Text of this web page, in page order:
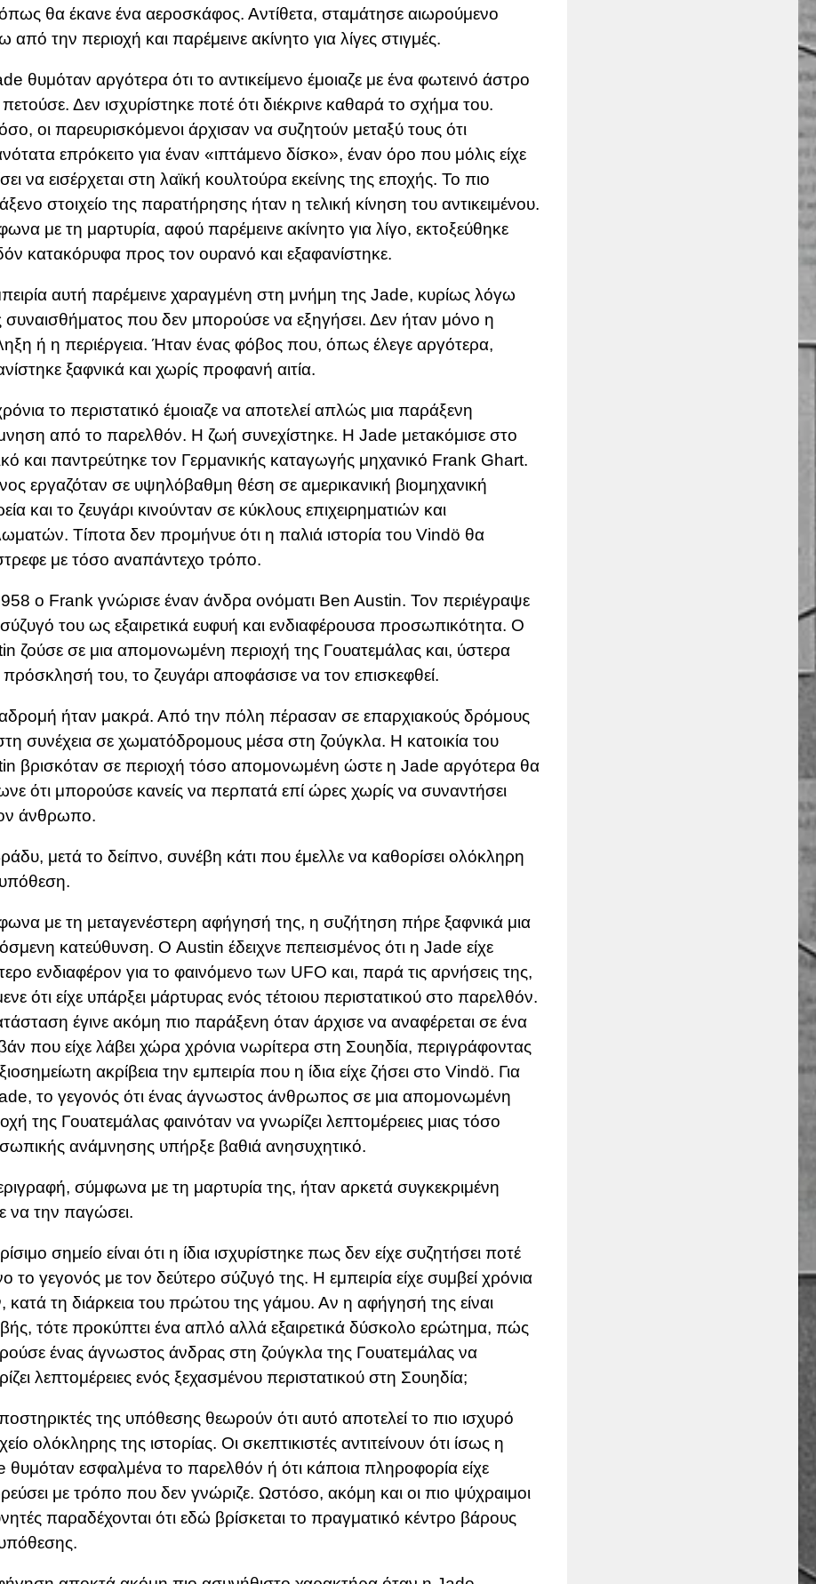
θα έκανε ένα αεροσκάφος. Αντίθετα, σταμάτησε αιωρούμενο
από την περιοχή και παρέμεινε ακίνητο για λίγες στιγμές.
θυμόταν αργότερα ότι το αντικείμενο έμοιαζε με ένα φωτεινό άστρο
Δεν ισχυρίστηκε ποτέ ότι διέκρινε καθαρά το σχήμα του.
οι παρευρισκόμενοι άρχισαν να συζητούν μεταξύ τους ότι
επρόκειτο για έναν «ιπτάμενο δίσκο», έναν όρο που μόλις είχε
να εισέρχεται στη λαϊκή κουλτούρα εκείνης της εποχής. Το πιο
στοιχείο της παρατήρησης ήταν η τελική κίνηση του αντικειμένου.
με τη μαρτυρία, αφού παρέμεινε ακίνητο για λίγο, εκτοξεύθηκε
κατακόρυφα προς τον ουρανό και εξαφανίστηκε.
αυτή παρέμεινε χαραγμένη στη μνήμη της Jade, κυρίως λόγω
συναισθήματος που δεν μπορούσε να εξηγήσει. Δεν ήταν μόνο η
ή η περιέργεια. Ήταν ένας φόβος που, όπως έλεγε αργότερα,
ξαφνικά και χωρίς προφανή αιτία.
το περιστατικό έμοιαζε να αποτελεί απλώς μια παράξενη
από το παρελθόν. Η ζωή συνεχίστηκε. Η Jade μετακόμισε στο
και παντρεύτηκε τον Γερμανικής καταγωγής μηχανικό Frank Ghart.
εργαζόταν σε υψηλόβαθμη θέση σε αμερικανική βιομηχανική
και το ζευγάρι κινούνταν σε κύκλους επιχειρηματιών και
Τίποτα δεν προμήνυε ότι η παλιά ιστορία του Vindö θα
με τόσο αναπάντεχο τρόπο.
ο Frank γνώρισε έναν άνδρα ονόματι Ben Austin. Τον περιέγραψε
του ως εξαιρετικά ευφυή και ενδιαφέρουσα προσωπικότητα. Ο
ζούσε σε μια απομονωμένη περιοχή της Γουατεμάλας και, ύστερα
του, το ζευγάρι αποφάσισε να τον επισκεφθεί.
ήταν μακρά. Από την πόλη πέρασαν σε επαρχιακούς δρόμους
συνέχεια σε χωματόδρομους μέσα στη ζούγκλα. Η κατοικία του
βρισκόταν σε περιοχή τόσο απομονωμένη ώστε η Jade αργότερα θα
ότι μπορούσε κανείς να περπατά επί ώρες χωρίς να συναντήσει
άνθρωπο.
μετά το δείπνο, συνέβη κάτι που έμελλε να καθορίσει ολόκληρη
με τη μεταγενέστερη αφήγησή της, η συζήτηση πήρε ξαφνικά μια
κατεύθυνση. Ο Austin έδειχνε πεπεισμένος ότι η Jade είχε
ενδιαφέρον για το φαινόμενο των UFO και, παρά τις αρνήσεις της,
ότι είχε υπάρξει μάρτυρας ενός τέτοιου περιστατικού στο παρελθόν.
έγινε ακόμη πιο παράξενη όταν άρχισε να αναφέρεται σε ένα
που είχε λάβει χώρα χρόνια νωρίτερα στη Σουηδία, περιγράφοντας
ακρίβεια την εμπειρία που η ίδια είχε ζήσει στο Vindö. Για
το γεγονός ότι ένας άγνωστος άνθρωπος σε μια απομονωμένη
της Γουατεμάλας φαινόταν να γνωρίζει λεπτομέρειες μιας τόσο
ανάμνησης υπήρξε βαθιά ανησυχητικό.
σύμφωνα με τη μαρτυρία της, ήταν αρκετά συγκεκριμένη
να την παγώσει.
σημείο είναι ότι η ίδια ισχυρίστηκε πως δεν είχε συζητήσει ποτέ
το γεγονός με τον δεύτερο σύζυγό της. Η εμπειρία είχε συμβεί χρόνια
κατά τη διάρκεια του πρώτου της γάμου. Αν η αφήγησή της είναι
τότε προκύπτει ένα απλό αλλά εξαιρετικά δύσκολο ερώτημα, πώς
ένας άγνωστος άνδρας στη ζούγκλα της Γουατεμάλας να
λεπτομέρειες ενός ξεχασμένου περιστατικού στη Σουηδία;
της υπόθεσης θεωρούν ότι αυτό αποτελεί το πιο ισχυρό
ολόκληρης της ιστορίας. Οι σκεπτικιστές αντιτείνουν ότι ίσως η
θυμόταν εσφαλμένα το παρελθόν ή ότι κάποια πληροφορία είχε
με τρόπο που δεν γνώριζε. Ωστόσο, ακόμη και οι πιο ψύχραιμοι
παραδέχονται ότι εδώ βρίσκεται το πραγματικό κέντρο βάρους